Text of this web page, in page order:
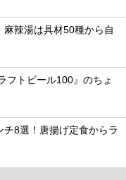
辣湯は具材50種から自
フトビール100』のちょ
チ8選！唐揚げ定食からラ